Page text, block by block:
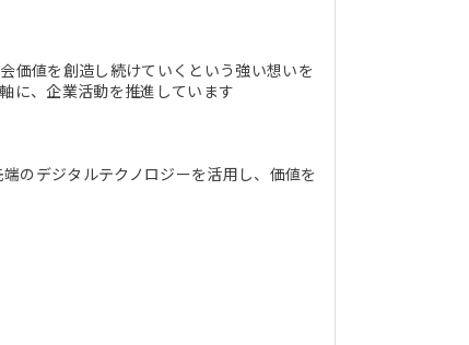
価値を創造し続けていくという強い想いを
に、企業活動を推進しています
のデジタルテクノロジーを活用し、価値を